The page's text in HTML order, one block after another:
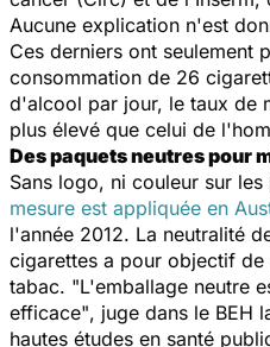
Aucune explication n'est
Ces derniers ont seulement
consommation de 26
d'alcool par jour, le taux de
plus élevé que celui de
Des paquets neutres pour
Sans logo, ni couleur sur
mesure est appliquée en
l'année 2012. La neutralité
cigarettes a pour objectif
tabac. "L'emballage neutre
efficace", juge dans le BEH
hautes études en santé